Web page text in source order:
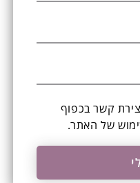
קשר בכפוף
של האתר.